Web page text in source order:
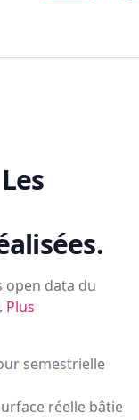
Les
open data du
Plus
semestrielle
réelle bâtie